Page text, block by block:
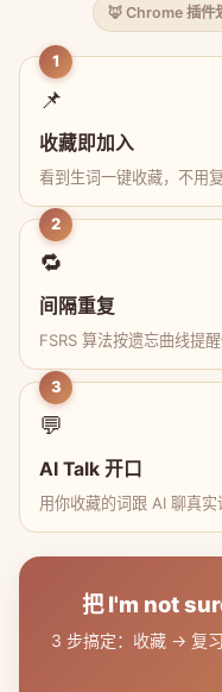
🦊 Chrome 插件
1
📌
收藏即加入
看到生词一键收藏，不用
2
🔁
间隔重复
FSRS 算法按遗忘曲线提
3
💬
AI Talk 开口
用你收藏的词跟 AI 聊真实
把 I'm not
3 步搞定：收藏 → 复